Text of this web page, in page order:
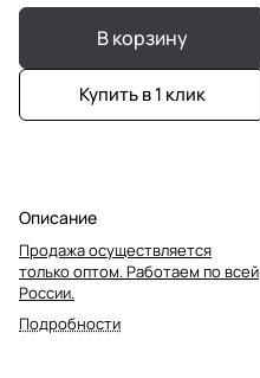
В корзину
Купить в 1 клик
Описание
Продажа осуществляется
только оптом. Работаем по всей
России.
Подробности